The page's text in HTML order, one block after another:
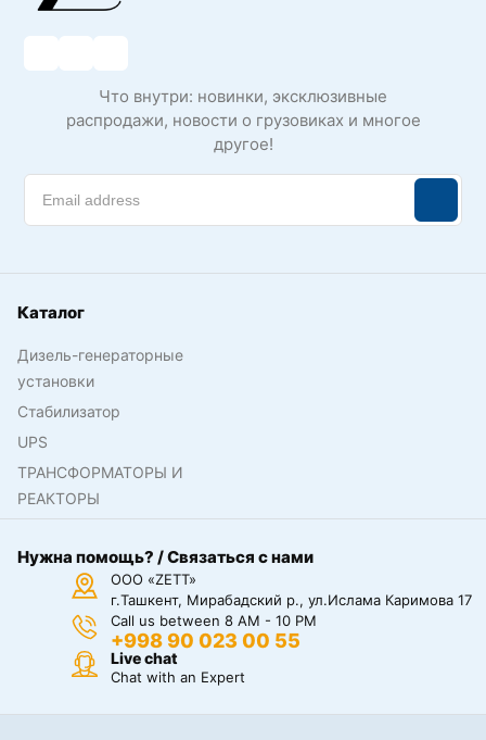
Что внутри: новинки, эксклюзивные
распродажи, новости о грузовиках и многое
другое!
Каталог
Дизель-генераторные
установки
Стабилизатор
UPS
ТРАНСФОРМАТОРЫ И
РЕАКТОРЫ
Нужна помощь? / Связаться с нами
ООО «ZETT»
г.Ташкент, Мирабадский р., ул.Ислама Каримова 17
Call us between 8 AM - 10 PM
+998 90 023 00 55
Live chat
Chat with an Expert